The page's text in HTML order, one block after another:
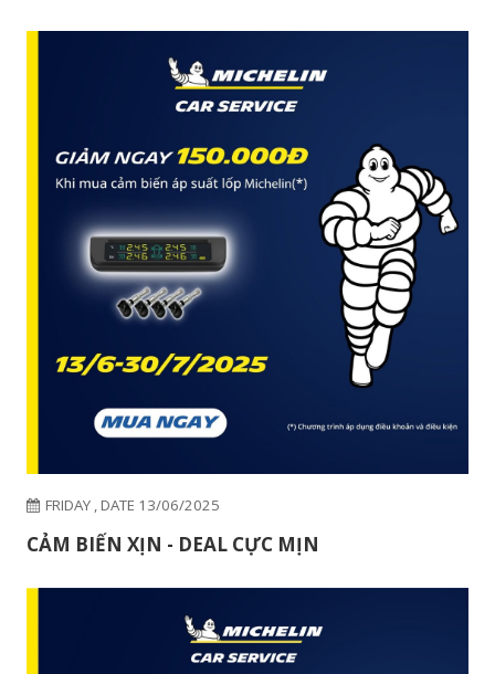
TUESDAY , DATE 17/06/2025
THAY NHỚT LIỀN TAY - NHẬN NGAY MŨ ĐẸP​